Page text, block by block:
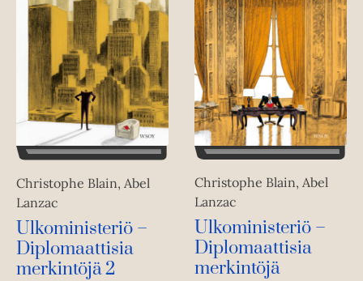
Christophe Blain, Abel
Lanzac
Ulkoministeriö –
Diplomaattisia
merkintöjä 2
Christophe Blain, Abel
Lanzac
Ulkoministeriö –
Diplomaattisia
merkintöjä